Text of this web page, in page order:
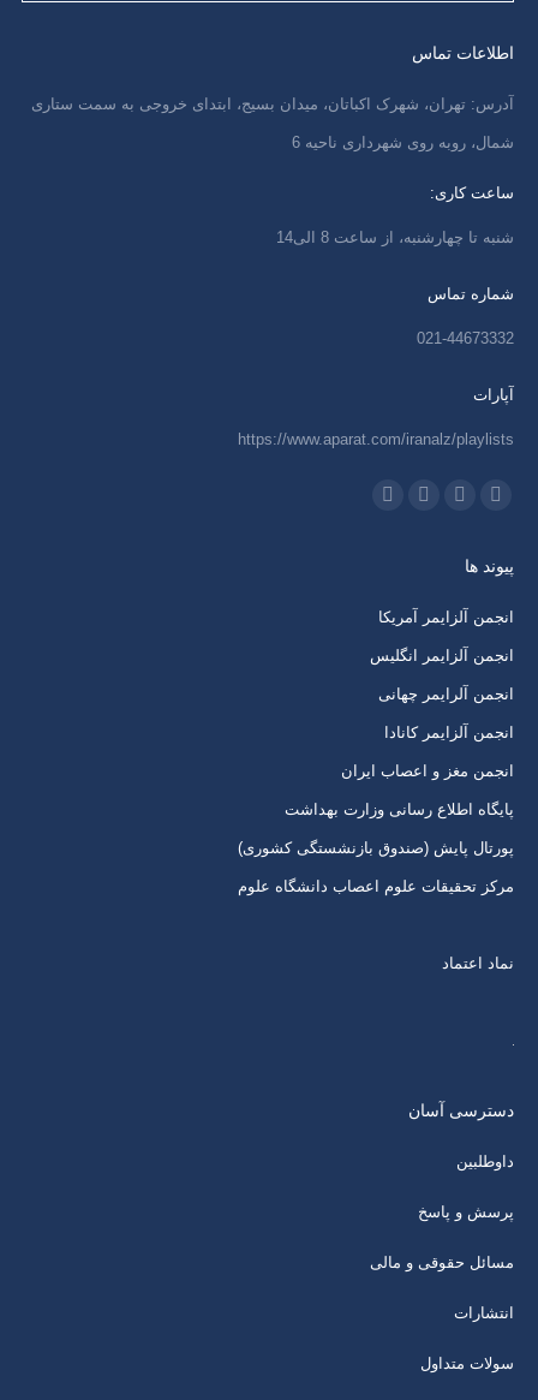
اطلاعات تماس
آدرس: تهران، شهرک اکباتان، میدان بسیج، ابتدای خروجی به سمت ستاری
شمال، روبه روی شهرداری ناحیه 6
ساعت کاری:
شنبه تا چهارشنبه، از ساعت 8 الی14
شماره تماس
021-44673332
آپارات
https://www.aparat.com/iranalz/playlists
کردن
پنجره
جدید
پنجره
جدید
پنجره
جدید
پنجره
جدید
پیوند ها
انجمن آلزایمر آمریکا
انجمن آلزایمر انگلیس
انجمن آلرایمر چهانی
انجمن آلزایمر کانادا
انجمن مغز و اعصاب ایران
پایگاه اطلاع رسانی وزارت بهداشت
پورتال پایش (صندوق بازنشستگی کشوری)
مرکز تحقیقات علوم اعصاب دانشگاه علوم
نماد اعتماد
دسترسی آسان
داوطلبین
پرسش و پاسخ
مسائل حقوقی و مالی
انتشارات
سولات متداول